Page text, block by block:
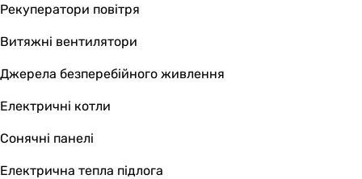
Рекуператори повітря
Витяжні вентилятори
Джерела безперебійного живлення
Електричні котли
Сонячні панелі
Електрична тепла підлога